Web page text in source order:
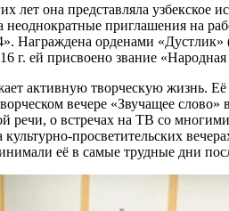
лет она представляла узбекское
неоднократные приглашения на
Награждена орденами
г. ей присвоено звание «Народная
активную творческую жизнь. Её
вечере «Звучащее
речи, о встречах на ТВ со
культурно-просветительских
её в самые трудные дни